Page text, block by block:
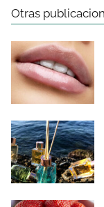
Otras